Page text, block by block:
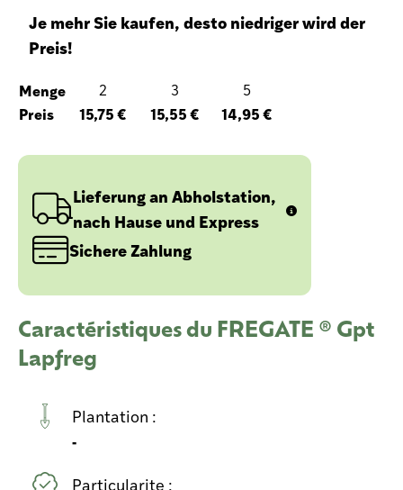
Je mehr Sie kaufen, desto niedriger wird der
Preis!
Menge 2 3 5
Preis 15,75 € 15,55 € 14,95 €
Lieferung an Abholstation,
nach Hause und Express
Sichere Zahlung
Caractéristiques du FREGATE ® Gpt
Lapfreg
Plantation :
-
Particularite :